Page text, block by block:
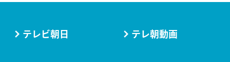
テレビ朝日 テレ朝動画